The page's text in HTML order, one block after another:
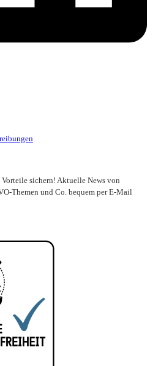
sichern! Aktuelle News von
Themen und Co. bequem per E-Mail